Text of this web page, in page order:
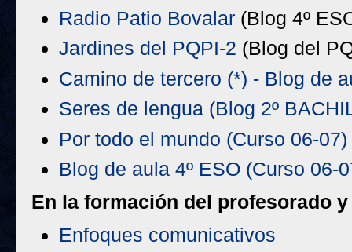
Radio Patio Bovalar (Blog 4º
Jardines del PQPI-2 (Blog del
Camino de tercero (*) - Blog de
Seres de lengua (Blog 2º
Por todo el mundo (Curso 06-07)
Blog de aula 4º ESO (Curso 06-
En la formación del profesorado
Enfoques comunicativos